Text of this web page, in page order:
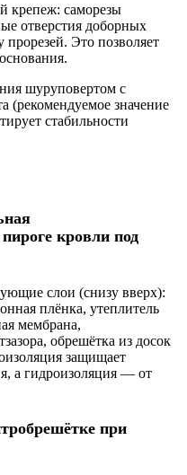
крепеж: саморезы
отверстия доборных
Это позволяет
шуруповертом с
(рекомендуемое значение
стабильности
кровли под
слои (снизу вверх):
плёнка, утеплитель
мембрана,
обрешётка из досок
защищает
а гидроизоляция — от
при